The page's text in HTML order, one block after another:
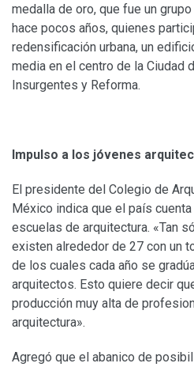
medalla de oro, que fue un
hace pocos años, quienes
redensificación urbana, un
media en el centro de la Ciudad
Insurgentes y Reforma.
Impulso a los jóvenes
El presidente del Colegio de
México indica que el país
escuelas de arquitectura. «Tan
existen alrededor de 27 con un
de los cuales cada año se
arquitectos. Esto quiere decir
producción muy alta de
arquitectura».
Agregó que el abanico de